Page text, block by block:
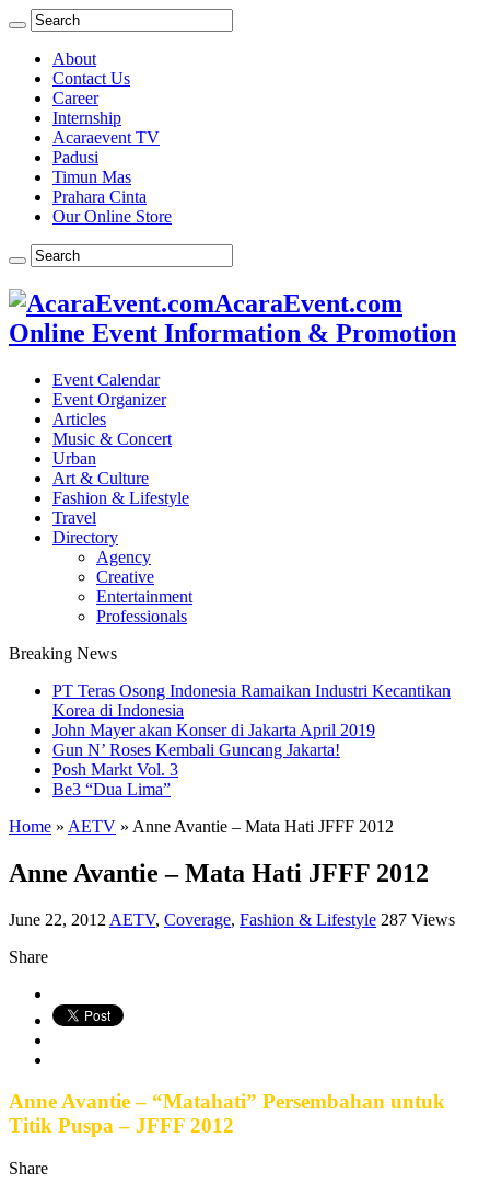
About
Contact Us
Career
Internship
Acaraevent TV
Padusi
Timun Mas
Prahara Cinta
Our Online Store
AcaraEvent.com
Online Event Information & Promotion
Event Calendar
Event Organizer
Articles
Music & Concert
Urban
Art & Culture
Fashion & Lifestyle
Travel
Directory
Agency
Creative
Entertainment
Professionals
Breaking News
PT Teras Osong Indonesia Ramaikan Industri Kecantikan
Korea di Indonesia
John Mayer akan Konser di Jakarta April 2019
Gun N’ Roses Kembali Guncang Jakarta!
Posh Markt Vol. 3
Be3 “Dua Lima”
Home » AETV » Anne Avantie – Mata Hati JFFF 2012
Anne Avantie – Mata Hati JFFF 2012
June 22, 2012 AETV, Coverage, Fashion & Lifestyle 287 Views
Share
Anne Avantie – “Matahati” Persembahan untuk
Titik Puspa – JFFF 2012
Share